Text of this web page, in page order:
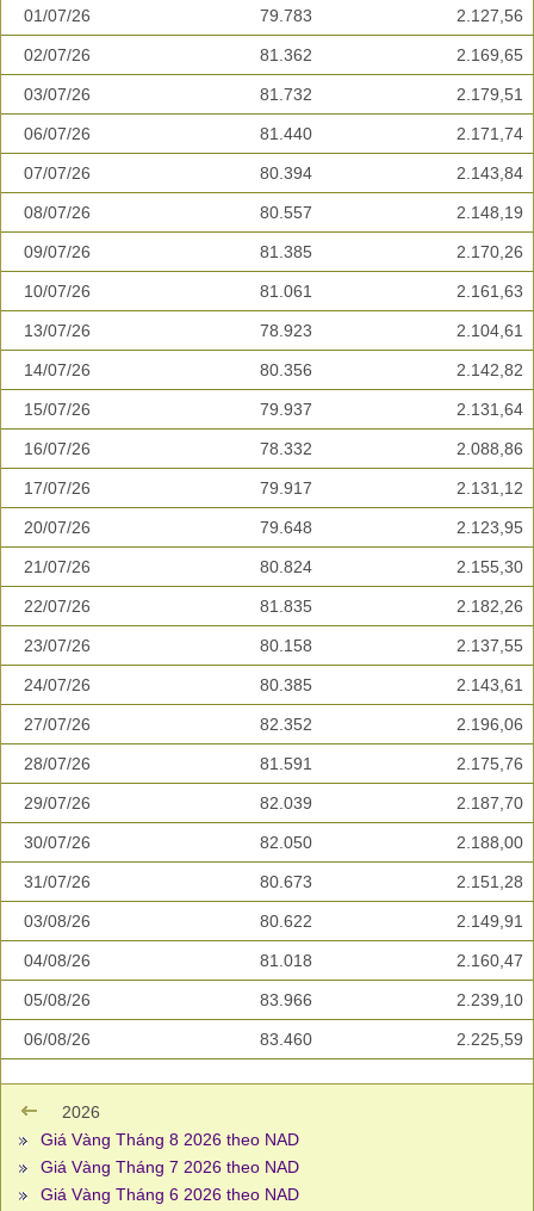
01/07/26 79.783 2.127,56
02/07/26 81.362 2.169,65
03/07/26 81.732 2.179,51
06/07/26 81.440 2.171,74
07/07/26 80.394 2.143,84
08/07/26 80.557 2.148,19
09/07/26 81.385 2.170,26
10/07/26 81.061 2.161,63
13/07/26 78.923 2.104,61
14/07/26 80.356 2.142,82
15/07/26 79.937 2.131,64
16/07/26 78.332 2.088,86
17/07/26 79.917 2.131,12
20/07/26 79.648 2.123,95
21/07/26 80.824 2.155,30
22/07/26 81.835 2.182,26
23/07/26 80.158 2.137,55
24/07/26 80.385 2.143,61
27/07/26 82.352 2.196,06
28/07/26 81.591 2.175,76
29/07/26 82.039 2.187,70
30/07/26 82.050 2.188,00
31/07/26 80.673 2.151,28
03/08/26 80.622 2.149,91
04/08/26 81.018 2.160,47
05/08/26 83.966 2.239,10
06/08/26 83.460 2.225,59
2026
Giá Vàng Tháng 8 2026 theo NAD
Giá Vàng Tháng 7 2026 theo NAD
Giá Vàng Tháng 6 2026 theo NAD